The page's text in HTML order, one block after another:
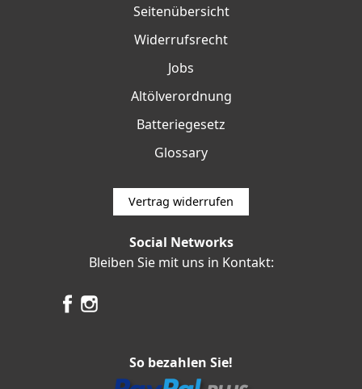
Seitenübersicht
Widerrufsrecht
Jobs
Altölverordnung
Batteriegesetz
Glossary
Vertrag widerrufen
Social Networks
Bleiben Sie mit uns in Kontakt:
So bezahlen Sie!